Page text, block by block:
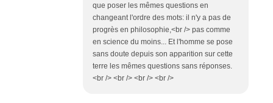
que poser les mêmes questions en
changeant l'ordre des mots: il n'y a pas de
progrès en philosophie,<br /> pas comme
en science du moins... Et l'homme se pose
sans doute depuis son apparition sur cette
terre les mêmes questions sans réponses.
<br /> <br /> <br /> <br />